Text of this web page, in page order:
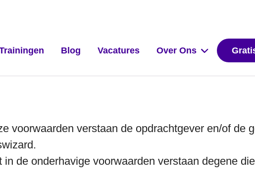
Blog Vacatures Over Ons
voorwaarden verstaan de opdrachtgever en/of de
in de onderhavige voorwaarden verstaan degene